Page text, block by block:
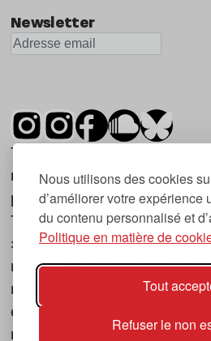
Nous utilisons des cookies
d’améliorer votre expérience
du contenu personnalisé et
Politique en matière de
Tout
Refuser le non
Newsletter
Tsugi est un mensuel
musique et les nouvelles
première parution date de
Tsugi en japonais signifie «
», ce qui correspond à la
magazine, à l’affût des
musicales, qu’elles viennent
électronique, du rock ou du
nouveaux phénomènes de